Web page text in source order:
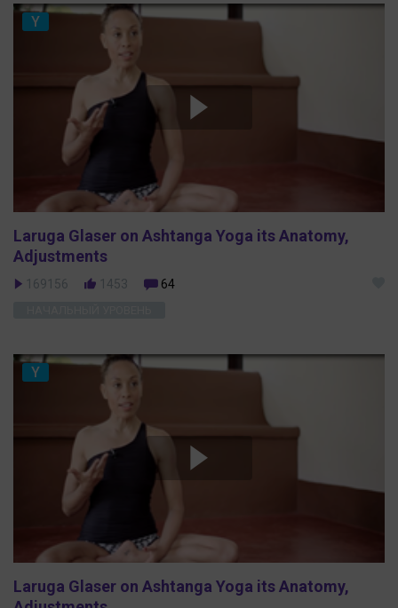
Y
Laruga Glaser on Ashtanga Yoga its Anatomy,
Adjustments
169156 1453 64
Y
Laruga Glaser on Ashtanga Yoga its Anatomy,